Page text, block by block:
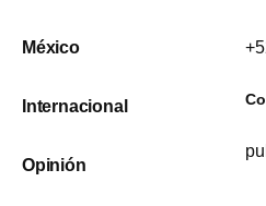
México
Internacional
Opinión